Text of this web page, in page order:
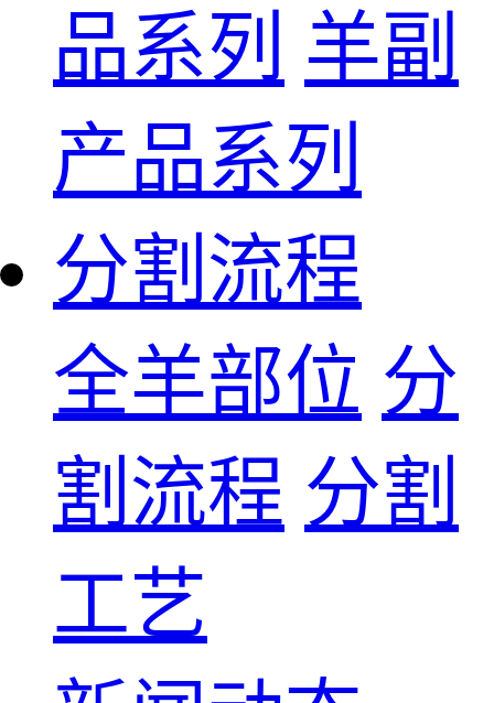
品系列 羊副
产品系列
分割流程
全羊部位 分
割流程 分割
工艺